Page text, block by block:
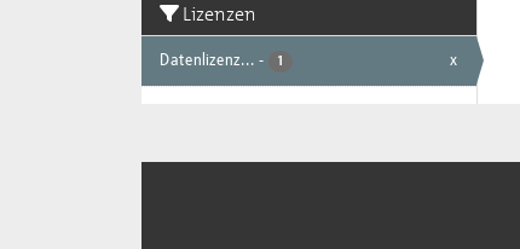
Lizenzen
Datenlizenz... - 1 x